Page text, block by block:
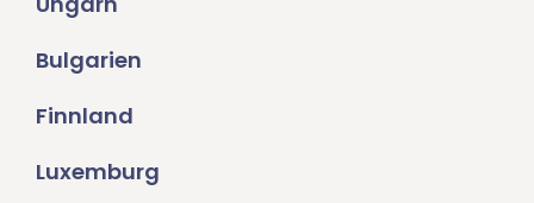
Bulgarien
Finnland
Luxemburg